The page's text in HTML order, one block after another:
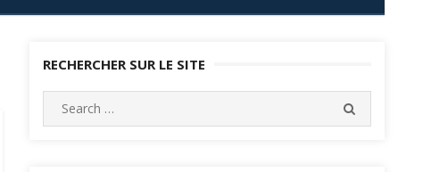
RECHERCHER SUR LE SITE
Search
for: